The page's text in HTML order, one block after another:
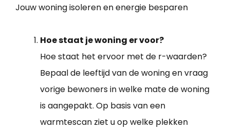
Jouw woning isoleren en energie besparen
Hoe staat je woning er voor?
Hoe staat het ervoor met de r-waarden?
Bepaal de leeftijd van de woning en vraag
vorige bewoners in welke mate de woning
is aangepakt. Op basis van een
warmtescan ziet u op welke plekken